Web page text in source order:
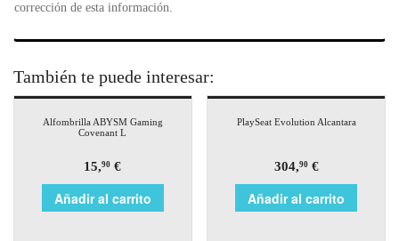
corrección de esta información.
También te puede interesar:
Alfombrilla ABYSM Gaming
Covenant L
15,90 €
Añadir al carrito
PlaySeat Evolution Alcantara
304,90€
Añadir al carrito